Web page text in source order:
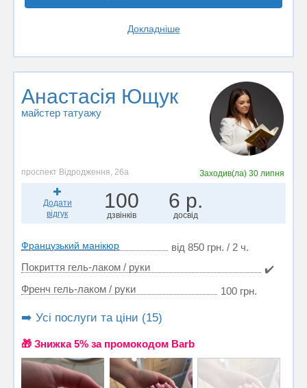
Докладніше
Анастасія Ющук
майстер татуажу
проспект Відродження, 26а Заходив(ла) 30 липня
Додати
відгук
100
дзвінків
6 р.
досвід
Французький манікюр
від 850 грн. / 2 ч.
Покриття гель-лаком / руки
✔️
Френч гель-лаком / руки
100 грн.
➡️ Усі послуги та ціни (15)
🎁 Знижка 5% за промокодом Barb